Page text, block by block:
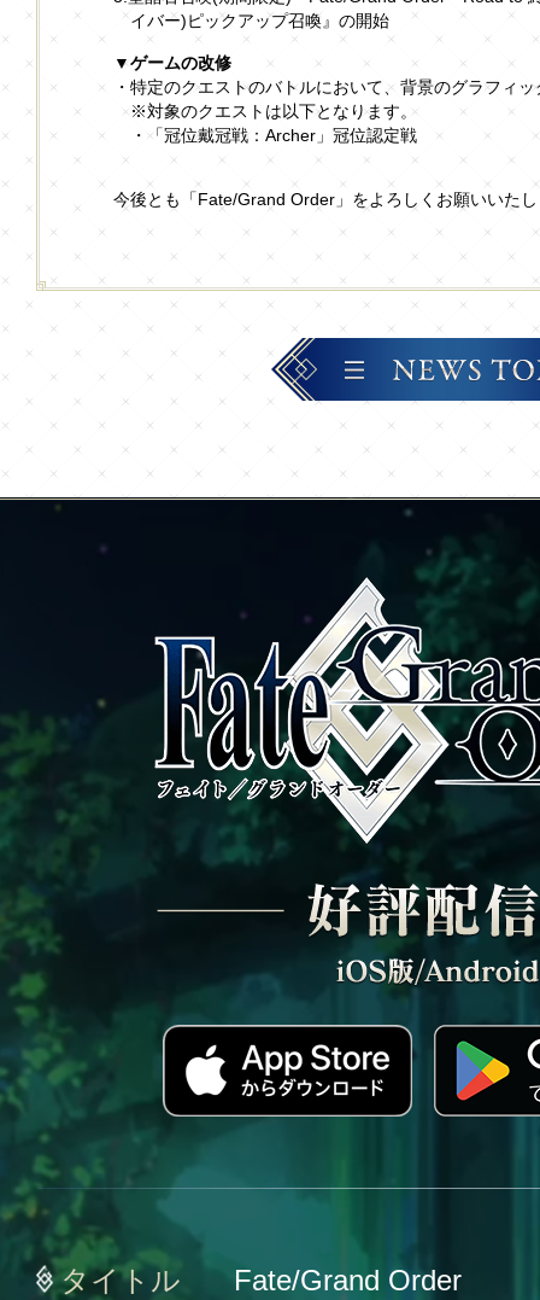
イバー)ピックアップ召喚』の開始
▼ゲームの改修
・特定のクエストのバトルにおいて、背景のグラフィ
※対象のクエストは以下となります。
・「冠位戴冠戦：Archer」冠位認定戦
今後とも「Fate/Grand Order」をよろしくお願いいた
タイトル Fate/Grand Order